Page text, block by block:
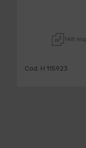
148 mq
Cod. H 115923